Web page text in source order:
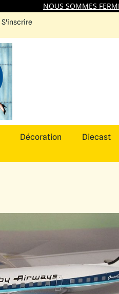
NOUS SOMMES
S'inscrire
Décoration Diecast